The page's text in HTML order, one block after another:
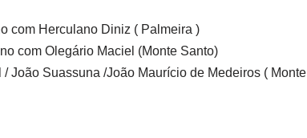
com Herculano Diniz ( Palmeira )
com Olegário Maciel (Monte Santo)
João Suassuna /João Maurício de Medeiros ( Monte